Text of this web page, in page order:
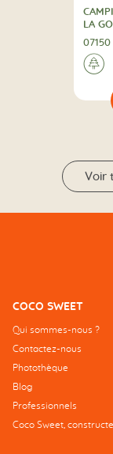
3
LA
07150
A
🌲
Voir
COCO SWEET
Qui sommes-nous ?
Contactez-nous
Photothèque
Blog
Professionnels
Coco Sweet,